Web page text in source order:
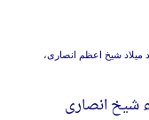
میلاد شیخ اعظم انصاری،
شیخ انصاری